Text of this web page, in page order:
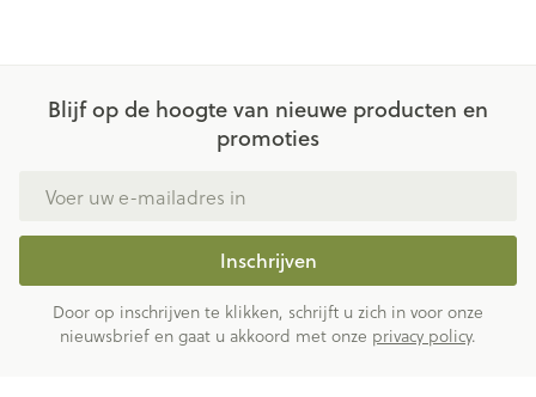
Blijf op de hoogte van nieuwe producten en
promoties
Inschrijven
Door op inschrijven te klikken, schrijft u zich in voor onze
nieuwsbrief en gaat u akkoord met onze privacy policy.